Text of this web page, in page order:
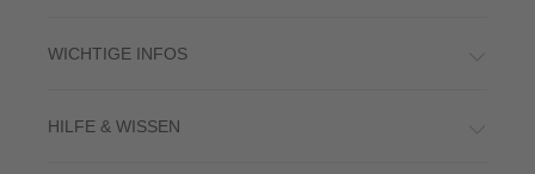
WICHTIGE INFOS
HILFE & WISSEN